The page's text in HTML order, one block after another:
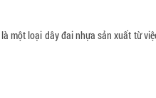
một loại dây đai nhựa sản xuất từ